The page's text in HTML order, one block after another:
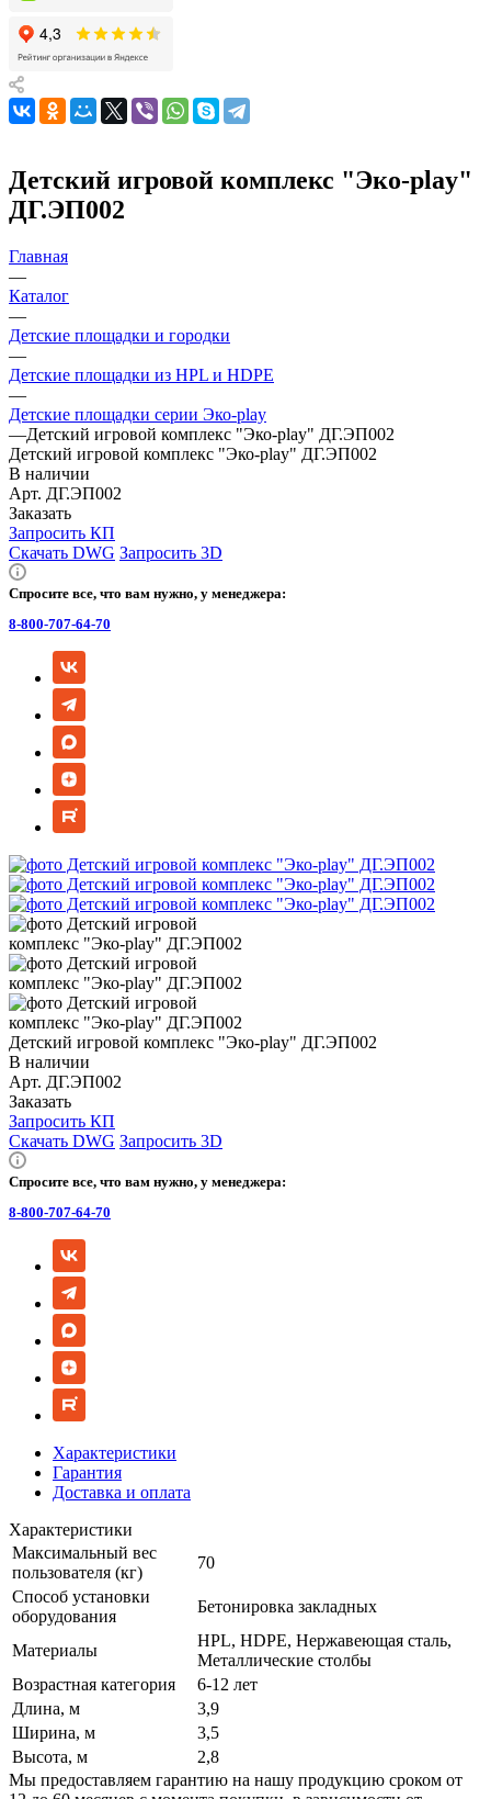
Детский игровой комплекс "Эко-play"
ДГ.ЭП002
Главная
—
Каталог
—
Детские площадки и городки
—
Детские площадки из HPL и HDPE
—
Детские площадки серии Эко-play
—Детский игровой комплекс "Эко-play" ДГ.ЭП002
Детский игровой комплекс "Эко-play" ДГ.ЭП002
В наличии
Арт. ДГ.ЭП002
Заказать
Запросить КП
Скачать DWG Запросить 3D
Спросите все, что вам нужно, у менеджера:
8-800-707-64-70
Детский игровой комплекс "Эко-play" ДГ.ЭП002
В наличии
Арт. ДГ.ЭП002
Заказать
Запросить КП
Скачать DWG Запросить 3D
Спросите все, что вам нужно, у менеджера:
8-800-707-64-70
Характеристики
Гарантия
Доставка и оплата
Характеристики
Максимальный вес
пользователя (кг)
70
Способ установки
оборудования
Бетонировка закладных
Материалы
HPL, HDPE, Нержавеющая сталь,
Металлические столбы
Возрастная категория
6-12 лет
Длина, м
3,9
Ширина, м
3,5
Высота, м
2,8
Мы предоставляем гарантию на нашу продукцию сроком от